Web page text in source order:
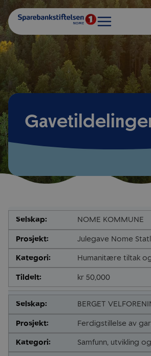
NOME KOMMUNE
Julegave Nome
Humanitære tiltak
kr 50,000
BERGET
Ferdigstillelse av
Samfunn, utvikling